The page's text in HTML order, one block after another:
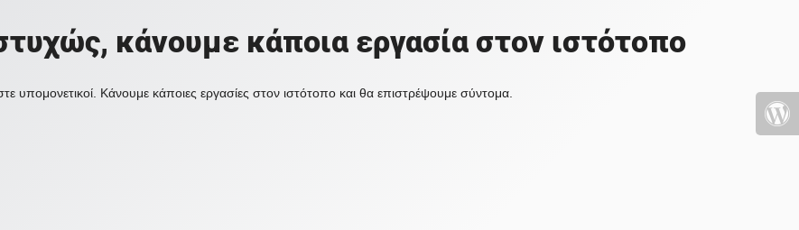
κάνουμε κάποια εργασία στον ιστότοπο
υπομονετικοί. Κάνουμε κάποιες εργασίες στον ιστότοπο και θα επιστρέψουμε σύντομα.